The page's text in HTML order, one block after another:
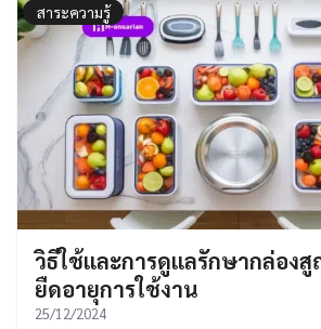
สาระความรู้
วิธีใช้และการดูแลรักษากล่อง
ยืดอายุการใช้งาน
25/12/2024